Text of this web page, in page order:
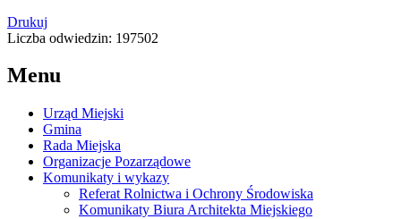
Drukuj
Liczba odwiedzin: 197502
Menu
Urząd Miejski
Gmina
Rada Miejska
Organizacje Pozarządowe
Komunikaty i wykazy
Referat Rolnictwa i Ochrony Środowiska
Komunikaty Biura Architekta Miejskiego